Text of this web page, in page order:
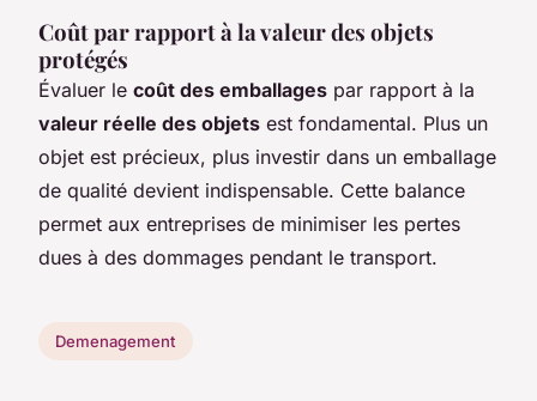
Coût par rapport à la valeur des objets
protégés
Évaluer le coût des emballages par rapport à la
valeur réelle des objets est fondamental. Plus un
objet est précieux, plus investir dans un emballage
de qualité devient indispensable. Cette balance
permet aux entreprises de minimiser les pertes
dues à des dommages pendant le transport.
Demenagement